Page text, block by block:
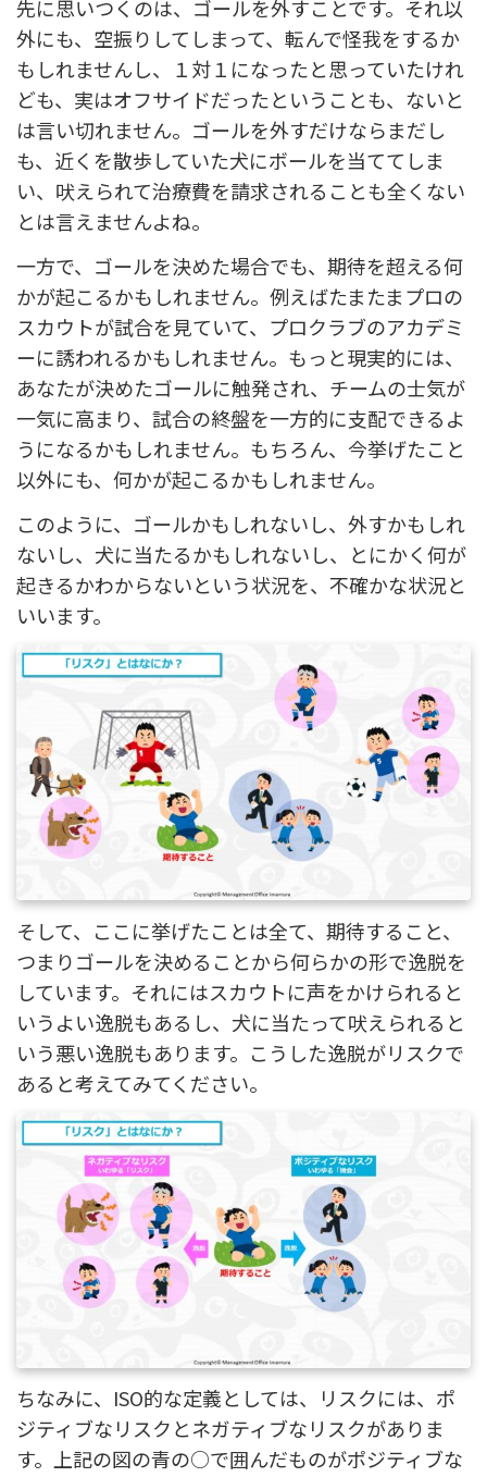
先に思いつくのは、ゴールを外すことです。それ以
外にも、空振りしてしまって、転んで怪我をするか
もしれませんし、１対１になったと思っていたけれ
ども、実はオフサイドだったということも、ないと
は言い切れません。ゴールを外すだけならまだし
も、近くを散歩していた犬にボールを当ててしま
い、吠えられて治療費を請求されることも全くない
とは言えませんよね。
一方で、ゴールを決めた場合でも、期待を超える何
かが起こるかもしれません。例えばたまたまプロの
スカウトが試合を見ていて、プロクラブのアカデミ
ーに誘われるかもしれません。もっと現実的には、
あなたが決めたゴールに触発され、チームの士気が
一気に高まり、試合の終盤を一方的に支配できるよ
うになるかもしれません。もちろん、今挙げたこと
以外にも、何かが起こるかもしれません。
このように、ゴールかもしれないし、外すかもしれ
ないし、犬に当たるかもしれないし、とにかく何が
起きるかわからないという状況を、不確かな状況と
いいます。
そして、ここに挙げたことは全て、期待すること、
つまりゴールを決めることから何らかの形で逸脱を
しています。それにはスカウトに声をかけられると
いうよい逸脱もあるし、犬に当たって吠えられると
いう悪い逸脱もあります。こうした逸脱がリスクで
あると考えてみてください。
ちなみに、ISO的な定義としては、リスクには、ポ
ジティブなリスクとネガティブなリスクがありま
す。上記の図の青の○で囲んだものがポジティブな